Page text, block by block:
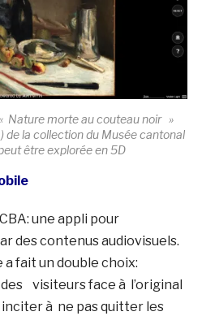
« Nature morte au couteau noir »
de la collection du Musée cantonal
être explorée en 5D
une appli pour
des contenus audiovisuels.
a fait un double choix:
visiteurs face à l’original
inciter à ne pas quitter les